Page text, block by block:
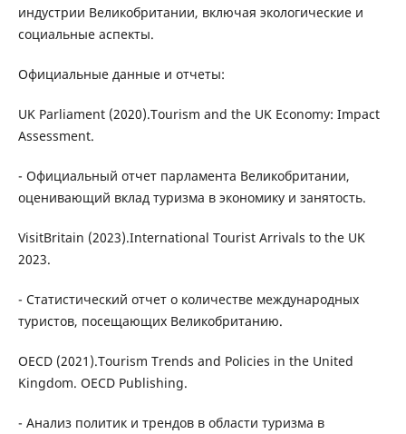
индустрии Великобритании, включая экологические и
социальные аспекты.
Официальные данные и отчеты:
UK Parliament (2020).Tourism and the UK Economy: Impact
Assessment.
- Официальный отчет парламента Великобритании,
оценивающий вклад туризма в экономику и занятость.
VisitBritain (2023).International Tourist Arrivals to the UK
2023.
- Статистический отчет о количестве международных
туристов, посещающих Великобританию.
OECD (2021).Tourism Trends and Policies in the United
Kingdom. OECD Publishing.
- Анализ политик и трендов в области туризма в